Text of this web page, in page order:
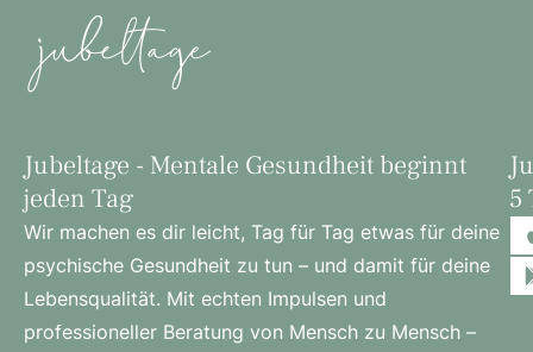
Jubeltage - Mentale Gesundheit beginnt
jeden Tag
Wir machen es dir leicht, Tag für Tag etwas für deine
psychische Gesundheit zu tun – und damit für deine
Lebensqualität. Mit echten Impulsen und
professioneller Beratung von Mensch zu Mensch –
5